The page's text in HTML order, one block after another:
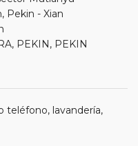
Pekin - Xian
PEKIN, PEKIN
teléfono, lavandería,